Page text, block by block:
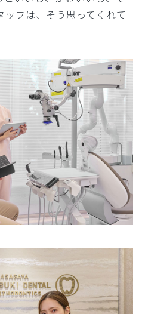
フは、そう思ってくれて